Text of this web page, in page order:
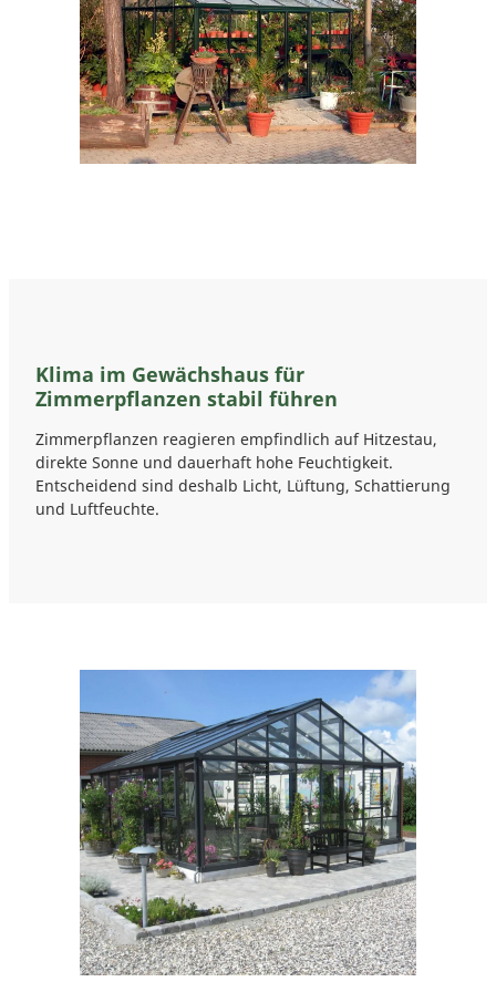
Klima im Gewächshaus für
Zimmerpflanzen stabil führen
Zimmerpflanzen reagieren empfindlich auf Hitzestau,
direkte Sonne und dauerhaft hohe Feuchtigkeit.
Entscheidend sind deshalb Licht, Lüftung, Schattierung
und Luftfeuchte.